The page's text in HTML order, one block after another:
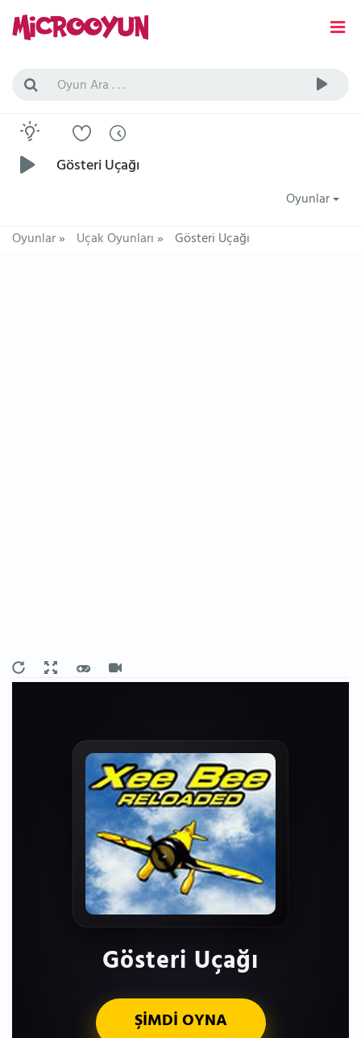
Gösteri Uçağı
Oyunlar
Oyunlar» Uçak Oyunları» Gösteri Uçağı
Gösteri Uçağı
ŞİMDİ OYNA